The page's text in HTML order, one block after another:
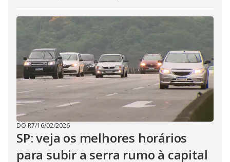
DO R7/16/02/2026
SP: veja os melhores horários
para subir a serra rumo à capital